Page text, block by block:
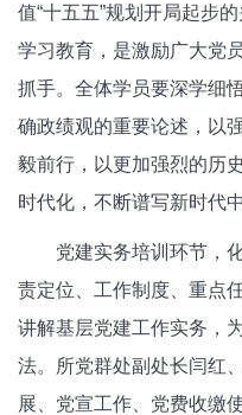
值“十五五”规划开局起步
学习教育，是激励广大党
抓手。全体学员要深学细
确政绩观的重要论述，以
毅前行，以更加强烈的历
时代化，不断谱写新时代
党建实务培训环节，
责定位、工作制度、重点
讲解基层党建工作实务，
法。所党群处副处长闫红
展、党宣工作、党费收缴